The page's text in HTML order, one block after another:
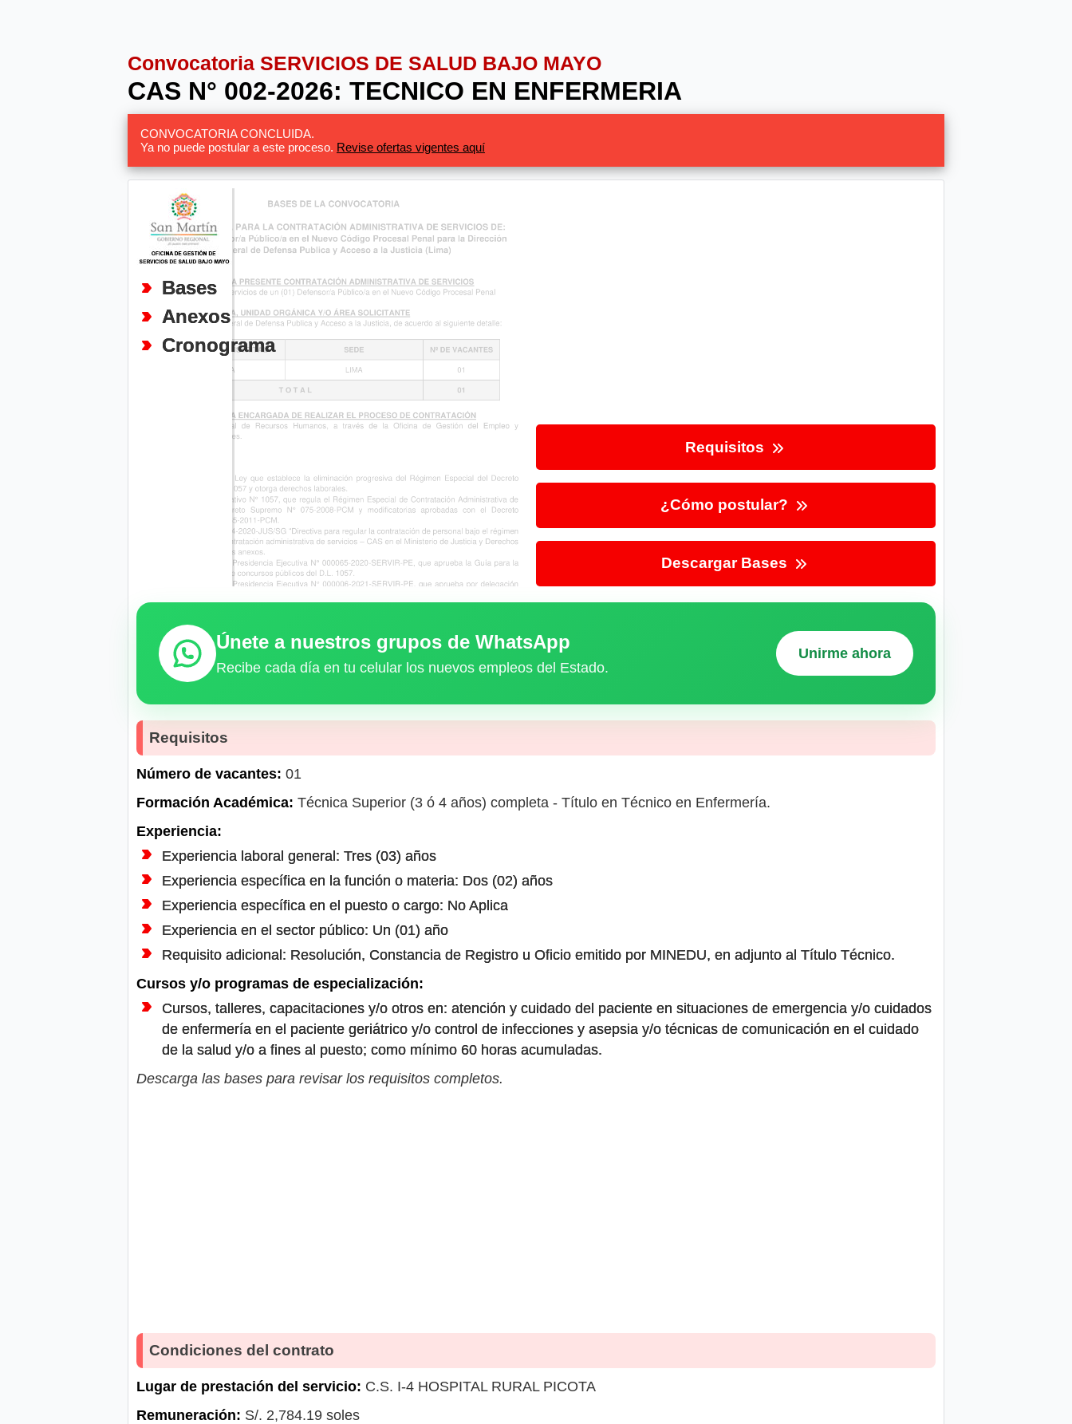
Convocatoria SERVICIOS DE SALUD BAJO MAYO
CAS N° 002-2026: TECNICO EN ENFERMERIA
CONVOCATORIA CONCLUIDA.
Ya no puede postular a este proceso. Revise ofertas vigentes aquí
Bases
Anexos
Cronograma
Requisitos
¿Cómo postular?
Descargar Bases
Únete a nuestros grupos de WhatsApp
Recibe cada día en tu celular los nuevos empleos del Estado.
Unirme ahora
Requisitos
Número de vacantes: 01
Formación Académica: Técnica Superior (3 ó 4 años) completa - Título en Técnico en Enfermería.
Experiencia:
Experiencia laboral general: Tres (03) años
Experiencia específica en la función o materia: Dos (02) años
Experiencia específica en el puesto o cargo: No Aplica
Experiencia en el sector público: Un (01) año
Requisito adicional: Resolución, Constancia de Registro u Oficio emitido por MINEDU, en adjunto al Título Técnico.
Cursos y/o programas de especialización:
Cursos, talleres, capacitaciones y/o otros en: atención y cuidado del paciente en situaciones de emergencia y/o cuidados
de enfermería en el paciente geriátrico y/o control de infecciones y asepsia y/o técnicas de comunicación en el cuidado
de la salud y/o a fines al puesto; como mínimo 60 horas acumuladas.
Descarga las bases para revisar los requisitos completos.
Condiciones del contrato
Lugar de prestación del servicio: C.S. I-4 HOSPITAL RURAL PICOTA
Remuneración: S/. 2,784.19 soles